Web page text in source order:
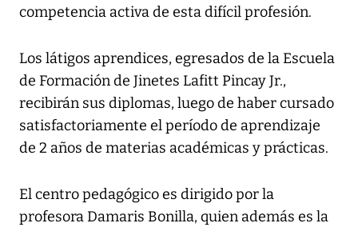
competencia activa de esta difícil profesión.
Los látigos aprendices, egresados de la Escuela
de Formación de Jinetes Lafitt Pincay Jr.,
recibirán sus diplomas, luego de haber cursado
satisfactoriamente el período de aprendizaje
de 2 años de materias académicas y prácticas.
El centro pedagógico es dirigido por la
profesora Damaris Bonilla, quien además es la